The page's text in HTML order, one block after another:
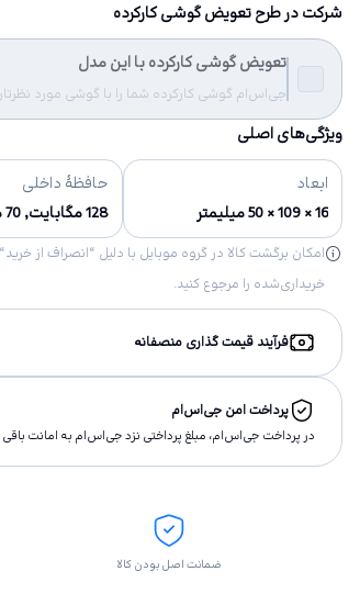
شرکت در طرح تعویض گوشی کارکرده
تعویض گوشی کارکرده با این مدل
جی‌اس‌ام گوشی کارکرده شما را با گوشی مورد
ویژگی‌های اصلی
ابعاد
16 × 109 × 50 میلیمتر
حافظهٔ داخلی
128 مگابایت, 70 مگابایت
خریداری‌شده را مرجوع کنید.
فرآیند قیمت گذاری منصفانه
پرداخت امن جی‌اس‌ام
در پرداخت جی‌اس‌ام، مبلغ پرداختى نزد جی‌اس‌ام به امانت
ضمانت اصل بودن کالا